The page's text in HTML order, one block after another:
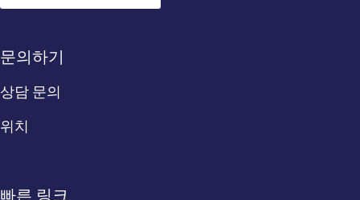
문의하기
상담 문의
위치
빠른 링크